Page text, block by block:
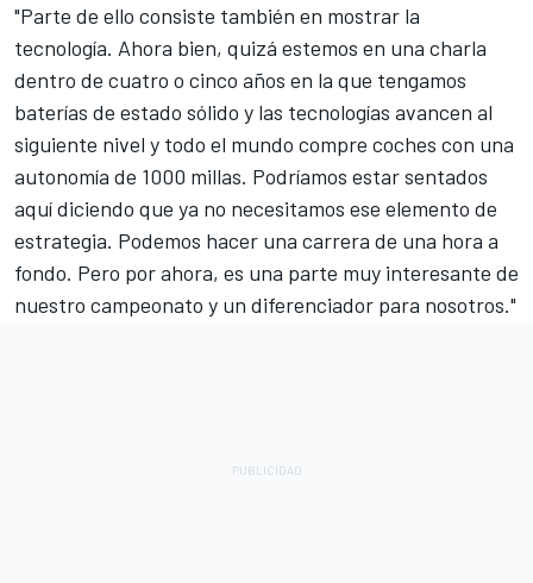
"Parte de ello consiste también en mostrar la
tecnología. Ahora bien, quizá estemos en una charla
dentro de cuatro o cinco años en la que tengamos
baterías de estado sólido y las tecnologías avancen al
siguiente nivel y todo el mundo compre coches con una
autonomía de 1000 millas. Podríamos estar sentados
aquí diciendo que ya no necesitamos ese elemento de
estrategia. Podemos hacer una carrera de una hora a
fondo. Pero por ahora, es una parte muy interesante de
nuestro campeonato y un diferenciador para nosotros."